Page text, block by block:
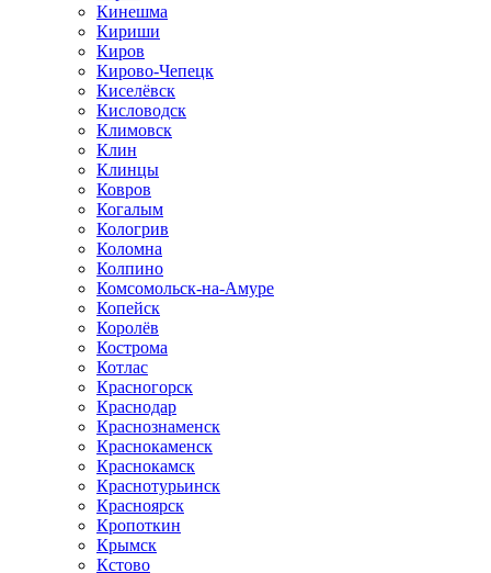
Кинешма
Кириши
Киров
Кирово-Чепецк
Киселёвск
Кисловодск
Климовск
Клин
Клинцы
Ковров
Когалым
Кологрив
Коломна
Колпино
Комсомольск-на-Амуре
Копейск
Королёв
Кострома
Котлас
Красногорск
Краснодар
Краснознаменск
Краснокаменск
Краснокамск
Краснотурьинск
Красноярск
Кропоткин
Крымск
Кстово